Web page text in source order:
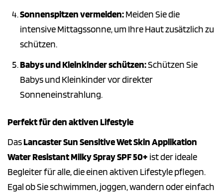
Sonnenspitzen vermeiden:Meiden Sie die
intensive Mittagssonne, um Ihre Haut zusätzlich zu
schützen.
Babys und Kleinkinder schützen:Schützen Sie
Babys und Kleinkinder vor direkter
Sonneneinstrahlung.
Perfekt für den aktiven Lifestyle
DasLancaster Sun Sensitive Wet Skin Applikation
Water Resistant Milky Spray SPF 50+ ist der ideale
Begleiter für alle, die einen aktiven Lifestyle pflegen.
Egal ob Sie schwimmen, joggen, wandern oder einfach